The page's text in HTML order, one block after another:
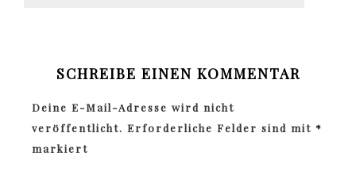
SCHREIBE EINEN KOMMENTAR
Deine E-Mail-Adresse wird nicht
veröffentlicht. Erforderliche Felder sind mit *
markiert